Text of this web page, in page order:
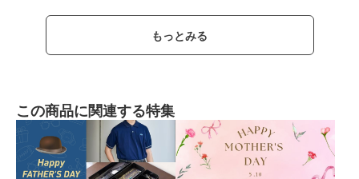
もっとみる
この商品に関連する特集